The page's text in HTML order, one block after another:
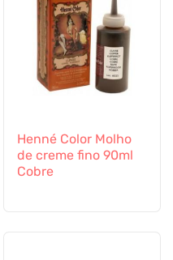
Henné Color Molho
de creme fino 90ml
Cobre